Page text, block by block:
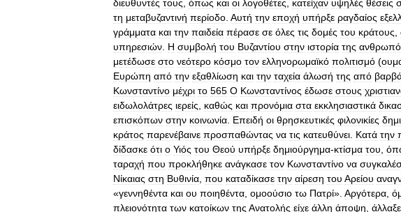
διευθυντές τους όπως και οι λογοθέτες κατείχαν υψηλές θέσεις
τη μεταβυζαντινή περίοδο Αυτή την εποχή υπήρξε ραγδαίος
γράμματα και την παιδεία πέρασε σε όλες τις δομές του κράτους
υπηρεσιών Η συμβολή του Βυζαντίου στην ιστορία της
μετέδωσε στο νεότερο κόσμο τον ελληνορωμαϊκό πολιτισμό (
Ευρώπη από την εξαθλίωση και την ταχεία άλωσή της από
Κωνσταντίνο μέχρι το 565 Ο Κωνσταντίνος έδωσε στους
ειδωλολάτρες ιερείς καθώς και προνόμια στα εκκλησιαστικά
επισκόπων στην κοινωνία Επειδή οι θρησκευτικές φιλονικίες
κράτος παρενέβαινε προσπαθώντας να τις κατευθύνει Κατά την
δίδασκε ότι ο Υιός του Θεού υπήρξε δημιούργημα-κτίσμα του
ταραχή που προκλήθηκε ανάγκασε τον Κωνσταντίνο να
Νίκαιας στη Βυθινία που καταδίκασε την αίρεση του Αρείου
«γεννηθέντα και ου ποιηθέντα ομοούσιο τω Πατρί». Αργότερα
πλειονότητα των κατοίκων της Ανατολής είχε άλλη άποψη άλλαξε